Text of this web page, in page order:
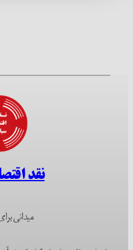
نقد
میدانی